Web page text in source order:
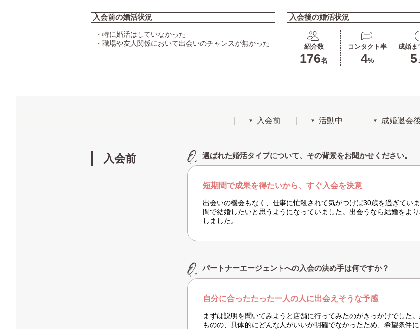
入会前の婚活状況
・特に婚活はしていなかった
・職場や友人関係において出会いのチャンスが無かった
入会後の婚活状況
紹介数
176名
コンタクト率
4%
成婚ま
5
入会前 活動中 成婚退会後
入会前 選ばれた婚活タイプについて、その背景をお聞かせください。
短期間で成果を得たいから、すぐ入会を決意
出会いの機会もなく、仕事に忙殺されて気がつけば30歳を過ぎてい
間で結婚したいと思うようになっていました。出会うなら結婚をよ
しました。
パートナーエージェントへの入会の決め手は何ですか？
自分に合ったたった一人の人に出会えそうな予感
まずは説明を聞いてみようと店舗に行ってみたのがきっかけでした
ものの、具体的にどんな人がいいか明確でなかったため、希望条件